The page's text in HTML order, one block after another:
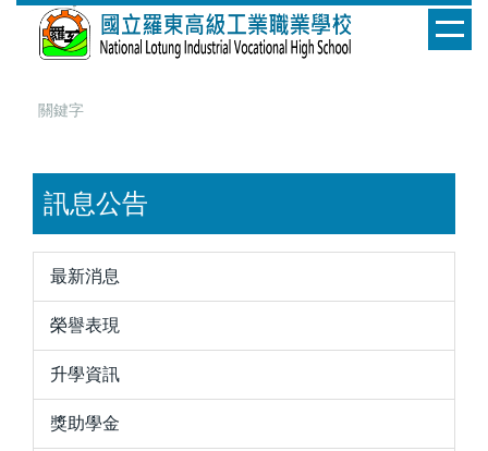
訊息公告
最新消息
榮譽表現
升學資訊
獎助學金